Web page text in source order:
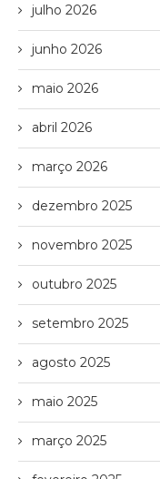
julho 2026
junho 2026
maio 2026
abril 2026
março 2026
dezembro 2025
novembro 2025
outubro 2025
setembro 2025
agosto 2025
maio 2025
março 2025